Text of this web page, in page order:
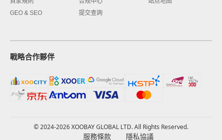
GEO & SEO
提交查詢
戰略合作夥伴
© 2024-2026 XOOBAY GLOBAL LTD. All Rights Reserved.
服務條款 隱私協議